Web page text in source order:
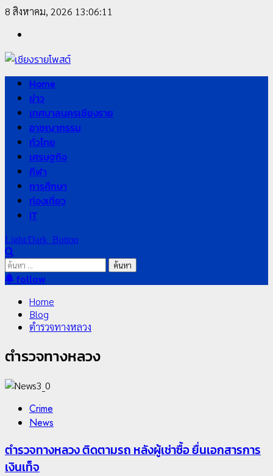
Skip
content
8 สิงหาคม, 2026 13:06:12
Primary
Menu
Home
ข่าว
เทศบาลนครเชียงราย
อาชญากรรม
ทั่วไทย
เศรษฐกิจ
กีฬา
การศึกษา
ท่องเที่ยว
IT
Light/Dark Button
ค้นหา
สำหรับ:
follow
Home
Blog
ตำรวจทางหลวง
ตำรวจทางหลวง
Crime
News
ตำรวจทางหลวง ติดตามรถ หลังผู้เช่าซื้อ ยื่นเอกสารการ
เงินเท็จ